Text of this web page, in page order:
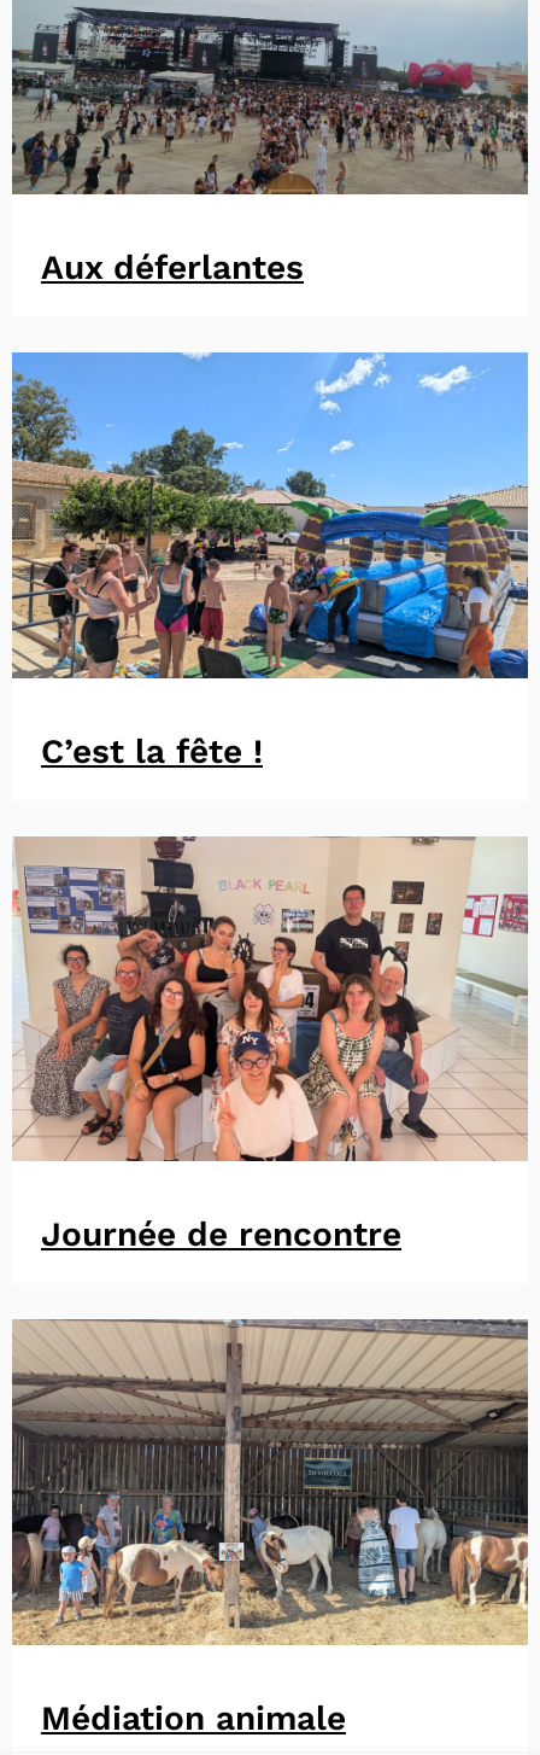
Aux déferlantes
C’est la fête !
Journée de rencontre
Médiation animale